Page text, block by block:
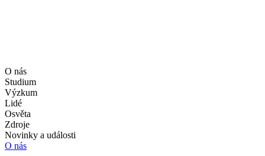
O nás
Studium
Výzkum
Lidé
Osvěta
Zdroje
Novinky a události
O nás